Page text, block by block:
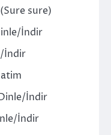
sure)
İndir
İndir
İndir
İndir